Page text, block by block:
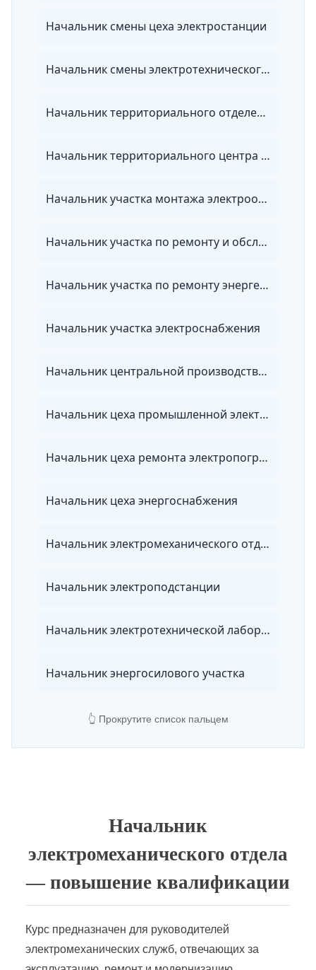
Начальник смены цеха электростанции
Начальник смены электротехнического цеха теплоэлектроцентрали
Начальник территориального отделения энергосбытовой организации
Начальник территориального центра ведомственного энергетического надзора
Начальник участка монтажа электрооборудования
Начальник участка по ремонту и обслуживанию электрооборудования
Начальник участка по ремонту энергетического оборудования, зданий и сооружений
Начальник участка электроснабжения
Начальник центральной производственной лаборатории организации электроэнергетики
Начальник цеха промышленной электроники и автоматики
Начальник цеха ремонта электропогружного оборудования
Начальник цеха энергоснабжения
Начальник электромеханического отдела
Начальник электроподстанции
Начальник электротехнической лаборатории
Начальник энергосилового участка
Организация электротехнической лаборатории
👆 Прокрутите список пальцем
Начальник
электромеханического отдела
— повышение квалификации
Курс предназначен для руководителей
электромеханических служб, отвечающих за